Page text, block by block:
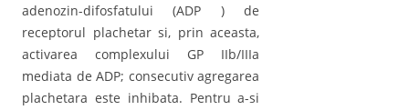
adenozin-difosfatului (ADP ) de
receptorul plachetar si, prin aceasta,
activarea complexului GP IIb/IIIa
mediata de ADP; consecutiv agregarea
plachetara este inhibata. Pentru a-si